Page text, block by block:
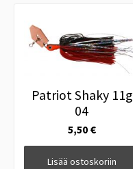
Patriot Shaky 11g
04
5,50 €
Lisää ostoskoriin